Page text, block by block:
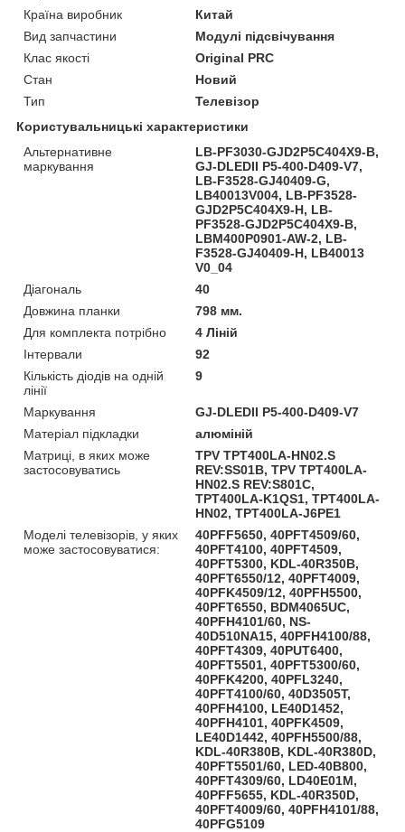
Країна виробник
Китай
Вид запчастини
Модулі підсвічування
Клас якості
Original PRC
Стан
Новий
Тип
Телевізор
Користувальницькі характеристики
Альтернативне
маркування
LB-PF3030-GJD2P5C404X9-B,
GJ-DLEDII P5-400-D409-V7,
LB-F3528-GJ40409-G,
LB40013V004, LB-PF3528-
GJD2P5C404X9-H, LB-
PF3528-GJD2P5C404X9-B,
LBM400P0901-AW-2, LB-
F3528-GJ40409-H, LB40013
V0_04
Діагональ
40
Довжина планки
798 мм.
Для комплекта потрібно
4 Ліній
Інтервали
92
Кількість діодів на одній
лінії
9
Маркування
GJ-DLEDII P5-400-D409-V7
Матеріал підкладки
алюміній
Матриці, в яких може
застосовуватись
TPV TPT400LA-HN02.S
REV:SS01B, TPV TPT400LA-
HN02.S REV:S801C,
TPT400LA-K1QS1, TPT400LA-
HN02, TPT400LA-J6PE1
Моделі телевізорів, у яких
може застосовуватися:
40PFF5650, 40PFT4509/60,
40PFT4100, 40PFT4509,
40PFT5300, KDL-40R350B,
40PFT6550/12, 40PFT4009,
40PFK4509/12, 40PFH5500,
40PFT6550, BDM4065UC,
40PFH4101/60, NS-
40D510NA15, 40PFH4100/88,
40PFT4309, 40PUT6400,
40PFT5501, 40PFT5300/60,
40PFK4200, 40PFL3240,
40PFT4100/60, 40D3505T,
40PFH4100, LE40D1452,
40PFH4101, 40PFK4509,
LE40D1442, 40PFH5500/88,
KDL-40R380B, KDL-40R380D,
40PFT5501/60, LED-40B800,
40PFT4309/60, LD40E01M,
40PFF5655, KDL-40R350D,
40PFT4009/60, 40PFH4101/88,
40PFG5109